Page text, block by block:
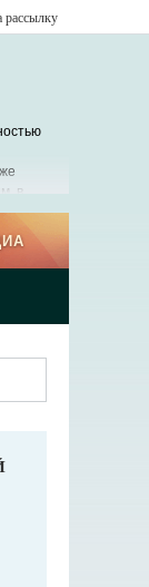
рассылку
в